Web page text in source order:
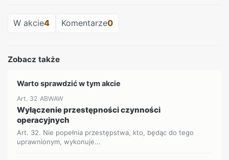
W akcie4 Komentarze0
Zobacz także
Warto sprawdzić w tym akcie
Art. 32 ABWAW
Wyłączenie przestępności czynności
operacyjnych
Art. 32. Nie popełnia przestępstwa, kto, będąc do tego
uprawnionym, wykonuje...